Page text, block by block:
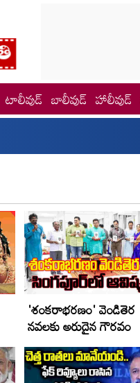
టాలీవుడ్ బాలీవుడ్ హాలీవుడ్
'శంకరాభరణం' వెండితెర
నవలకు అరుదైన గౌరవం